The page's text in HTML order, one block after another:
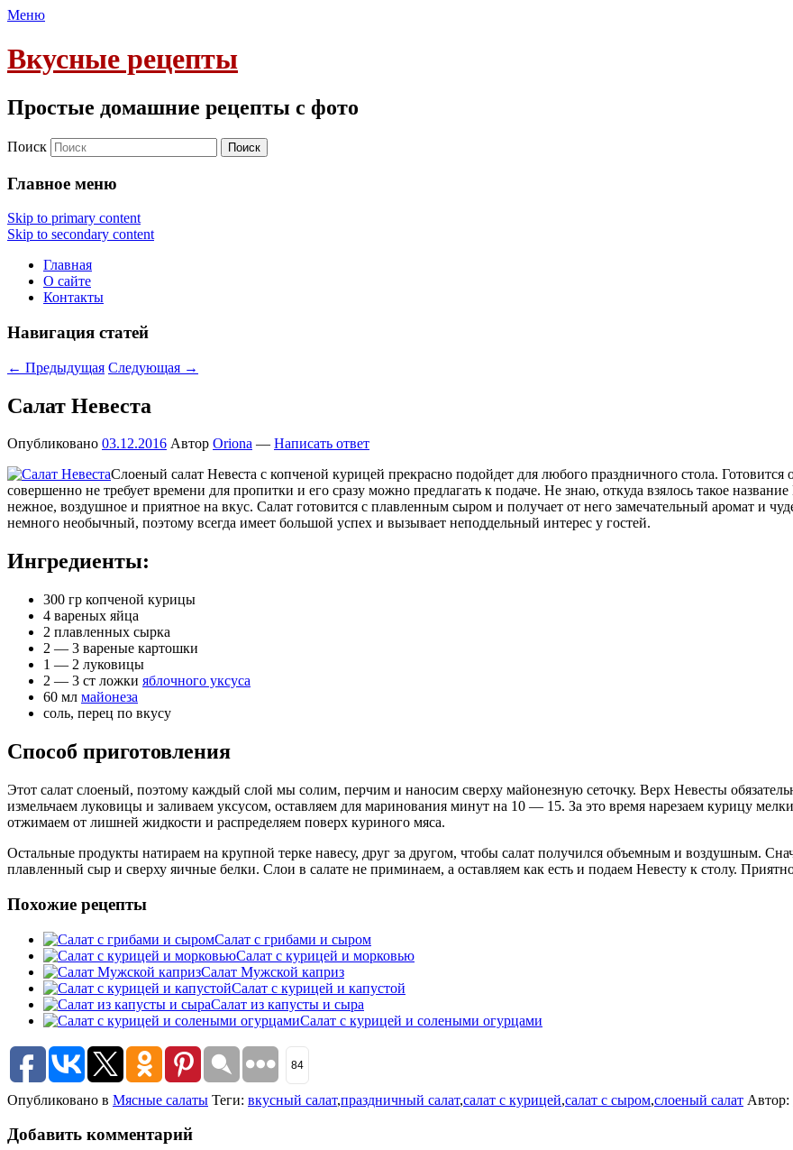
Меню
Вкусные рецепты
Простые домашние рецепты с фото
Поиск
Главное меню
Skip to primary content
Skip to secondary content
Главная
О сайте
Контакты
Навигация статей
← Предыдущая Следующая →
Салат Невеста
Опубликовано 03.12.2016 Автор Oriona — Написать ответ
Слоеный салат Невеста с копченой курицей прекрасно подойдет для любого праздничного стола.
совершенно не требует времени для пропитки и его сразу можно предлагать к подаче. Не знаю, откуда взялось такое
нежное, воздушное и приятное на вкус. Салат готовится с плавленным сыром и получает от него замечательный аромат и
немного необычный, поэтому всегда имеет большой успех и вызывает неподдельный интерес у гостей.
Ингредиенты:
300 гр копченой курицы
4 вареных яйца
2 плавленных сырка
2 — 3 вареные картошки
1 — 2 луковицы
2 — 3 ст ложки яблочного уксуса
60 мл майонеза
соль, перец по вкусу
Способ приготовления
Этот салат слоеный, поэтому каждый слой мы солим, перчим и наносим сверху майонезную сеточку. Верх Невесты
измельчаем луковицы и заливаем уксусом, оставляем для маринования минут на 10 — 15. За это время нарезаем курицу
отжимаем от лишней жидкости и распределяем поверх куриного мяса.
Остальные продукты натираем на крупной терке навесу, друг за другом, чтобы салат получился объемным и воздушным.
плавленный сыр и сверху яичные белки. Слои в салате не приминаем, а оставляем как есть и подаем Невесту к столу.
Похожие рецепты
Салат с грибами и сыром
Салат с курицей и морковью
Салат Мужской каприз
Салат с курицей и капустой
Салат из капусты и сыра
Салат с курицей и солеными огурцами
84
Опубликовано в Мясные салаты Теги: вкусный салат,праздничный салат,салат с курицей,салат с сыром,слоеный салат Автор:
Добавить комментарий